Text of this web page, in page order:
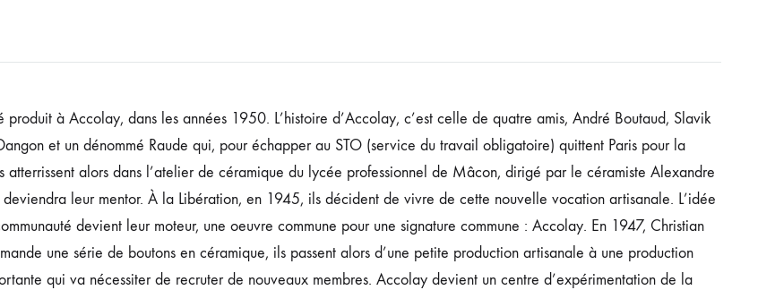
produit à Accolay, dans les années 1950. L’histoire d’Accolay, c’est celle de quatre amis, André Boutaud, Slavik
et un dénommé Raude qui, pour échapper au STO (service du travail obligatoire) quittent Paris pour la
atterrissent alors dans l’atelier de céramique du lycée professionnel de Mâcon, dirigé par le céramiste Alexandre
deviendra leur mentor. À la Libération, en 1945, ils décident de vivre de cette nouvelle vocation artisanale. L’idée
devient leur moteur, une oeuvre commune pour une signature commune : Accolay. En 1947, Christian
une série de boutons en céramique, ils passent alors d’une petite production artisanale à une production
qui va nécessiter de recruter de nouveaux membres. Accolay devient un centre d’expérimentation de la